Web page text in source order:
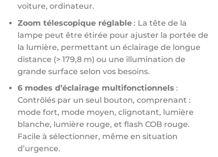
voiture, ordinateur.
Zoom télescopique réglable: La tête de la
lampe peut être étirée pour ajuster la portée de
la lumière, permettant un éclairage de longue
distance (> 179,8 m) ou une illumination de
grande surface selon vos besoins.
6 modes d’éclairage multifonctionnels :
Contrôlés par un seul bouton, comprenant :
mode fort, mode moyen, clignotant, lumière
blanche, lumière rouge, et flash COB rouge.
Facile à sélectionner, même en situation
d’urgence.